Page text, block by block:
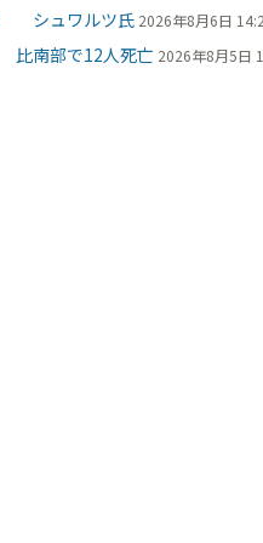
シュワルツ氏 2026年8月6日
南部で12人死亡 2026年8月5日